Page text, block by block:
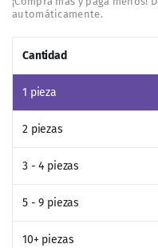
Cantidad
1 pieza
2 piezas
3 - 4 piezas
5 - 9 piezas
10+ piezas